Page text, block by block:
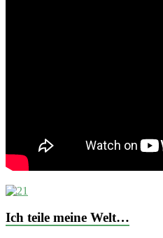
Ich teile meine Welt…